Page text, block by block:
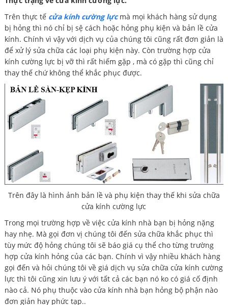
Trên thực tế cửa kính cường lựcmà mọi khách hàng sử dụng
bị hỏng thì nó chỉ bị sệ cách hoặc hỏng phụ kiện và bản lề cửa
kính. Chính vì vậy với dịch vụ của chúng tôi cũng rất đơn giản là
để xử lý sửa chữa các loại phụ kiện này. Còn trường hợp cửa
kính cường lực bị vỡ thì rất hiếm gặp , mà có gặp thì cũng chỉ
thay thế chứ không thể khắc phục được.
Trên đây là hình ảnh bản lề và phụ kiện thay thế khi sửa chữa
cửa kính cường lực
Trong mọi trường hợp về việc cửa kính nhà bạn bị hỏng nặng
hay nhẹ. Mà gọi đơn vị chúng tôi đến sửa chữa khắc phục thì
tùy mức độ hỏng chúng tôi sẽ báo giá cụ thể cho từng trường
hợp cửa kính hỏng của các bạn. Chính vì vậy nhiều khách hàng
gọi đến và hỏi chúng tôi về giá dịch vụ sửa chữa cửa kính cường
lực thì tôi cũng xin lưu ý với tất cả các bạn nó ko có giá cố định
nào cả. Nó phụ thuộc vào cửa kính nhà bạn hỏng bộ phận nào
đơn giản hay phức tạp..